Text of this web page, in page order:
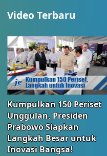
Video Terbaru
Kumpulkan 150 Periset
Unggulan, Presiden
Prabowo Siapkan
Langkah Besar untuk
Inovasi Bangsa!